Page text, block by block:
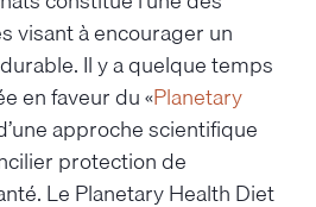
visant à encourager un
Il y a quelque temps
en faveur du «Planetary
approche scientifique
protection de
Le Planetary Health Diet